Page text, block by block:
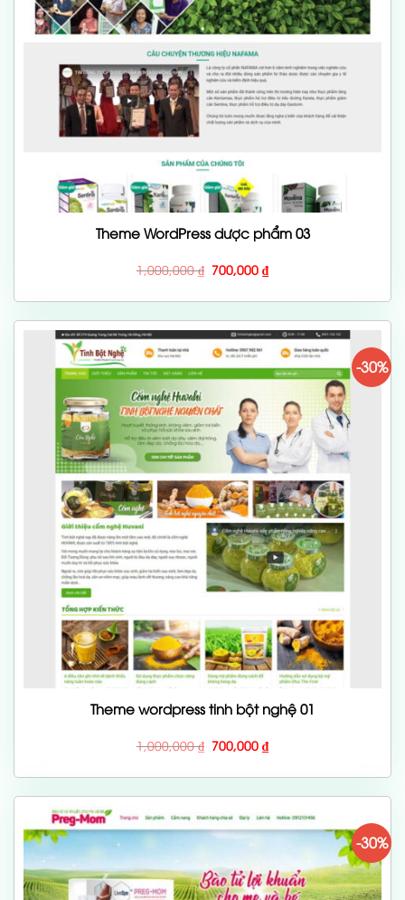
Theme WordPress dược phẩm 03
1,000,000₫ Giá
gốc
1,000,000 ₫.
700,000₫Giá
hiện
là:
-30%
Theme wordpress tinh bột nghệ 01
1,000,000₫ Giá
gốc
1,000,000 ₫.
700,000₫Giá
hiện
là:
-30%